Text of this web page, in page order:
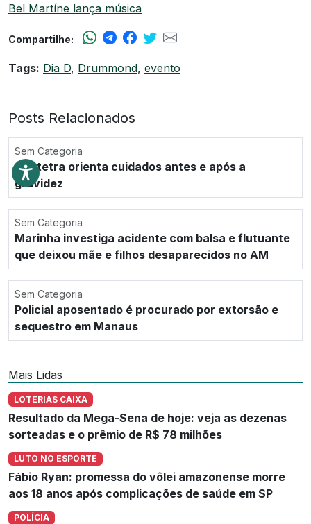
Bel Martíne lança música
Compartilhe:
Tags: Dia D, Drummond, evento
Posts Relacionados
Sem Categoria
Obstetra orienta cuidados antes e após a
gravidez
Sem Categoria
Marinha investiga acidente com balsa e flutuante
que deixou mãe e filhos desaparecidos no AM
Sem Categoria
Policial aposentado é procurado por extorsão e
sequestro em Manaus
Mais Lidas
LOTERIAS CAIXA
Resultado da Mega-Sena de hoje: veja as dezenas
sorteadas e o prêmio de R$ 78 milhões
LUTO NO ESPORTE
Fábio Ryan: promessa do vôlei amazonense morre
aos 18 anos após complicações de saúde em SP
POLÍCIA